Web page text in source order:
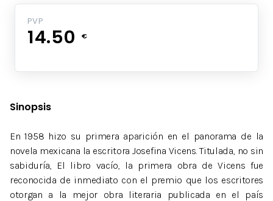
PVP
14.50 €
Sinopsis
En 1958 hizo su primera aparición en el panorama de la
novela mexicana la escritora Josefina Vicens. Titulada, no sin
sabiduría, El libro vacío, la primera obra de Vicens fue
reconocida de inmediato con el premio que los escritores
otorgan a la mejor obra literaria publicada en el país